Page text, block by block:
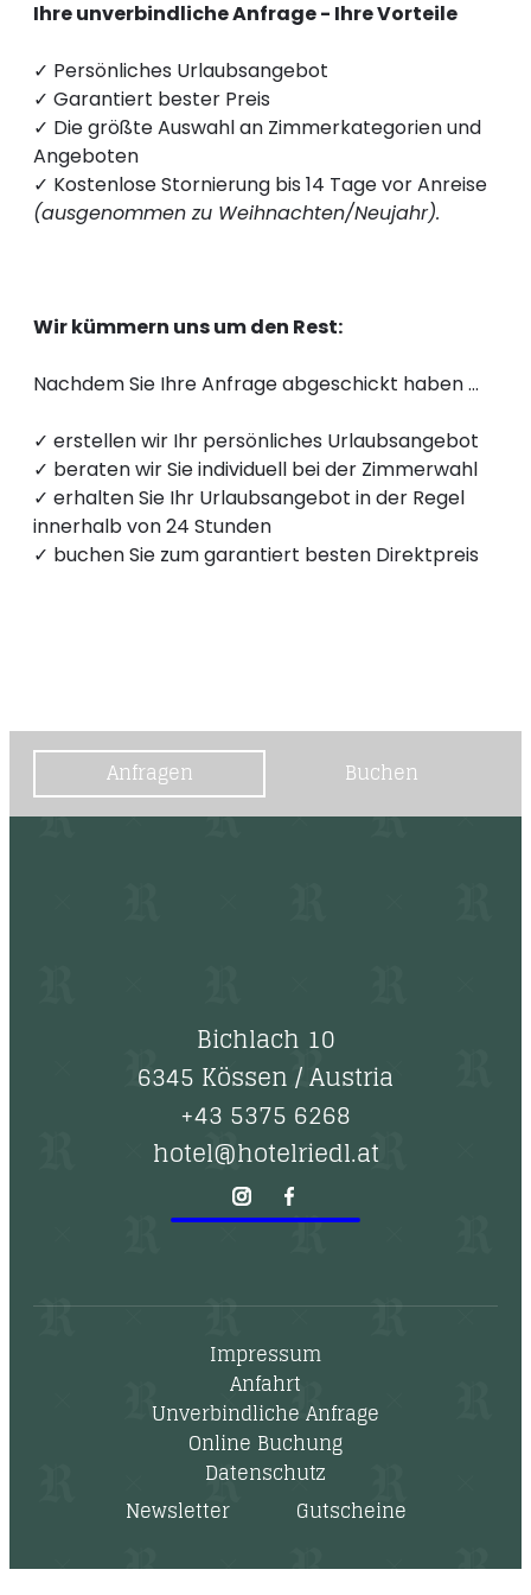
----
--
Ihre unverbindliche Anfrage - Ihre Vorteile
✓ Persönliches Urlaubsangebot
✓ Garantiert bester Preis
✓ Die größte Auswahl an Zimmerkategorien und
Angeboten
✓ Kostenlose Stornierung bis 14 Tage vor Anreise
(ausgenommen zu Weihnachten/Neujahr).
Wir kümmern uns um den Rest:
Nachdem Sie Ihre Anfrage abgeschickt haben …
✓ erstellen wir Ihr persönliches Urlaubsangebot
✓ beraten wir Sie individuell bei der Zimmerwahl
✓ erhalten Sie Ihr Urlaubsangebot in der Regel
innerhalb von 24 Stunden
✓ buchen Sie zum garantiert besten Direktpreis
Anfragen Buchen
Bichlach 10
6345 Kössen/Austria
+43 5375 6268
hotel@hotelriedl.at
Impressum
Anfahrt
Unverbindliche Anfrage
Online Buchung
Datenschutz
Newsletter
Gutscheine